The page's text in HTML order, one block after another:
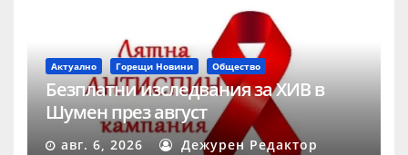
Актуално Горещи Новини Общество
Безплатни изследвания за ХИВ в
Шумен през август
авг. 6, 2026 Дежурен Редактор